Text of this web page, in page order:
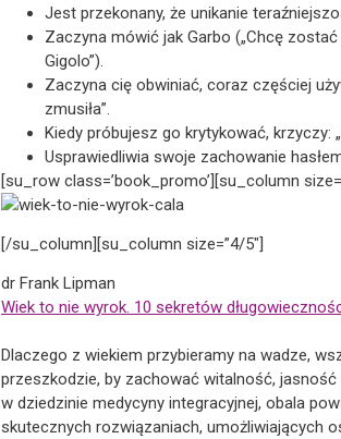
Jest przekonany, że unikanie
Zaczyna mówić jak Garbo („Chcę
Gigolo”).
Zaczyna cię obwiniać, coraz częściej
zmusiła”.
Kiedy próbujesz go krytykować, krzyczy:
Usprawiedliwia swoje zachowanie
[su_row class=’book_promo’][su_column
[/su_column][su_column size=”4/5″]
dr Frank Lipman
Wiek to nie wyrok. 10 sekretów
Dlaczego z wiekiem przybieramy na wadze,
przeszkodzie, by zachować witalność, jasność
w dziedzinie medycyny integracyjnej, obala
skutecznych rozwiązaniach, umożliwiających